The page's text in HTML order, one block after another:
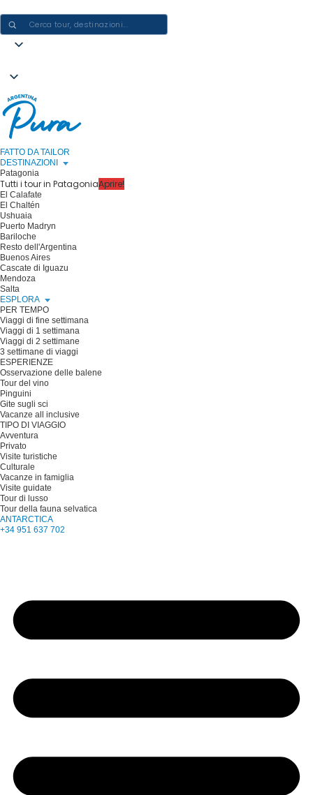
FATTO DA TAILOR
DESTINAZIONI
Patagonia
Tutti i tour in PatagoniaAprire!
El Calafate
El Chaltén
Ushuaia
Puerto Madryn
Bariloche
Resto dell'Argentina
Buenos Aires
Cascate di Iguazu
Mendoza
Salta
ESPLORA
PER TEMPO
Viaggi di fine settimana
Viaggi di 1 settimana
Viaggi di 2 settimane
3 settimane di viaggi
ESPERIENZE
Osservazione delle balene
Tour del vino
Pinguini
Gite sugli sci
Vacanze all inclusive
TIPO DI VIAGGIO
Avventura
Privato
Visite turistiche
Culturale
Vacanze in famiglia
Visite guidate
Tour di lusso
Tour della fauna selvatica
ANTARCTICA
+34 951 637 702